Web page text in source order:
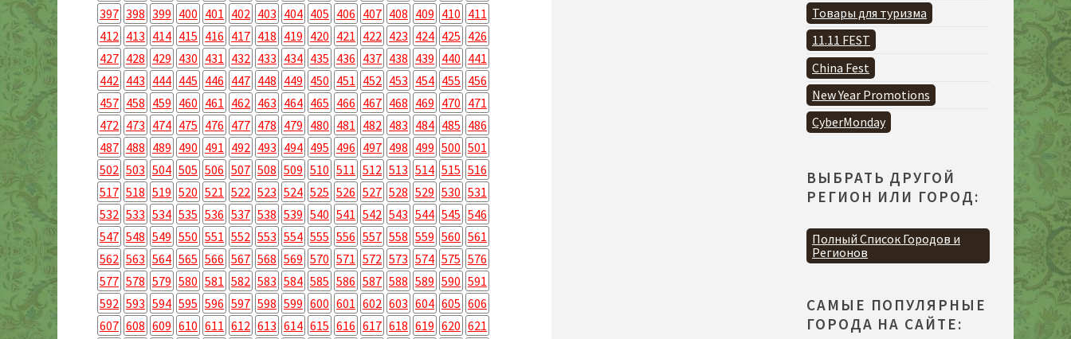
397 398 399 400 401 402 403 404 405 406 407 408 409 410 411
412 413 414 415 416 417 418 419 420 421 422 423 424 425 426
427 428 429 430 431 432 433 434 435 436 437 438 439 440 441
442 443 444 445 446 447 448 449 450 451 452 453 454 455 456
457 458 459 460 461 462 463 464 465 466 467 468 469 470 471
472 473 474 475 476 477 478 479 480 481 482 483 484 485 486
487 488 489 490 491 492 493 494 495 496 497 498 499 500 501
502 503 504 505 506 507 508 509 510 511 512 513 514 515 516
517 518 519 520 521 522 523 524 525 526 527 528 529 530 531
532 533 534 535 536 537 538 539 540 541 542 543 544 545 546
547 548 549 550 551 552 553 554 555 556 557 558 559 560 561
562 563 564 565 566 567 568 569 570 571 572 573 574 575 576
577 578 579 580 581 582 583 584 585 586 587 588 589 590 591
592 593 594 595 596 597 598 599 600 601 602 603 604 605 606
607 608 609 610 611 612 613 614 615 616 617 618 619 620 621
Товары для туризма
11.11 FEST
China Fest
New Year Promotions
CyberMonday
ВЫБРАТЬ ДРУГОЙ
РЕГИОН ИЛИ ГОРОД:
Полный Список Городов и
Регионов
САМЫЕ ПОПУЛЯРНЫЕ
ГОРОДА НА САЙТЕ: